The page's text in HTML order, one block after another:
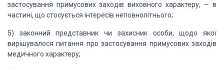
застосування примусових заходів виховного характеру, — в
частині, що стосується інтересів неповнолітнього;
5) законний представник чи захисник особи, щодо якої
вирішувалося питання про застосування примусовихзаходів
медичного характеру;